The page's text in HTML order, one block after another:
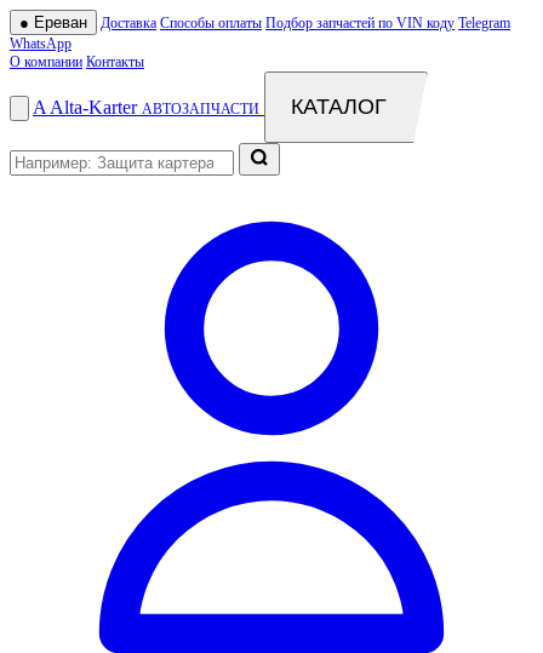
● Ереван Доставка Способы оплаты Подбор запчастей по VIN коду Telegram
WhatsApp
О компании Контакты
A Alta-Karter АВТОЗАПЧАСТИ КАТАЛОГ